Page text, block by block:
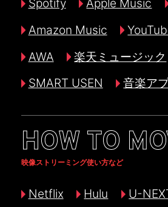
Spotify Apple Music
Amazon Music
AWA
楽天ミュージック
SMART USEN
音楽ア
HOW TO
映像ストリーミング使い方など
Netflix Hulu
U-